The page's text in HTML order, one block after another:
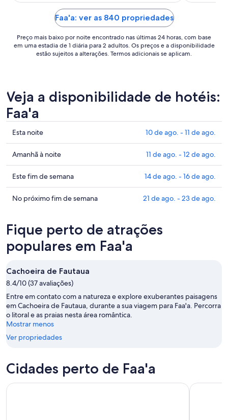
ago.
a
14
de
ago..
Faa'a: ver as 840 propriedades
Preço mais baixo por noite encontrado nas últimas 24 horas, com base
em uma estadia de 1 diária para 2 adultos. Os preços e a disponibilidade
estão sujeitos a alterações. Termos adicionais se aplicam.
Veja a disponibilidade de hotéis:
Faa'a
Confira
os
preços
em
Faa'a
para
esta
de
ago.
-
de
ago.
Esta noite 10 de ago. - 11 de ago.
Confira
os
preços
em
Faa'a
à
noite,
11
ago.
-
12
de
ago.
Amanhã à noite 11 de ago. - 12 de ago.
Confira
os
preços
para
este
fim
semana,
14
de
ago.
-
16
de
Este fim de semana 14 de ago. - 16 de ago.
Confira
em
Faa'a
para
próximo
fim
de
semana,
21
de
ago.
de
ago.
No próximo fim de semana 21 de ago. - 23 de ago.
Fique perto de atrações
populares em Faa'a
Cachoeira de Fautaua
8.4/10 (37 avaliações)
Entre em contato com a natureza e explore exuberantes paisagens
em Cachoeira de Fautaua, durante a sua viagem para Faa'a. Percorra
o litoral e as praias nesta área romântica.
Mostrar menos
Ver propriedades
Cidades perto de Faa'a